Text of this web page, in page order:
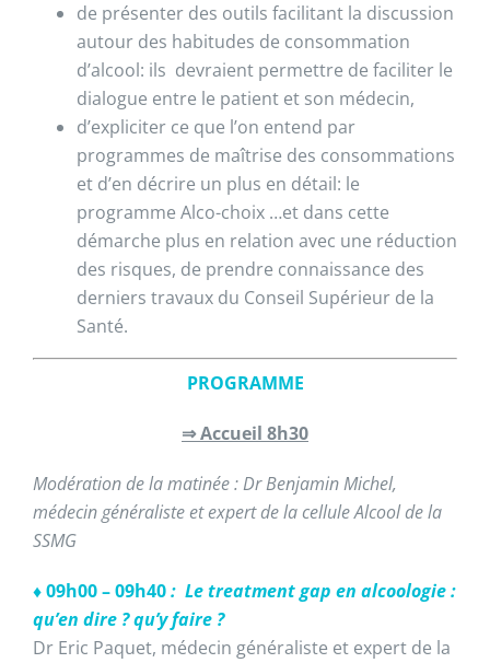
de présenter des outils facilitant la discussion
autour des habitudes de consommation
d’alcool: ils devraient permettre de faciliter le
dialogue entre le patient et son médecin,
d’expliciter ce que l’on entend par
programmes de maîtrise des consommations
et d’en décrire un plus en détail: le
programme Alco-choix …et dans cette
démarche plus en relation avec une réduction
des risques, de prendre connaissance des
derniers travaux du Conseil Supérieur de la
Santé.
PROGRAMME
⇒ Accueil 8h30
Modération de la matinée : Dr Benjamin Michel,
médecin généraliste et expert de la cellule Alcool de la
SSMG
♦ 09h00 – 09h40: Le treatment gap en alcoologie :
qu’en dire ? qu’y faire ?
Dr Eric Paquet, médecin généraliste et expert de la